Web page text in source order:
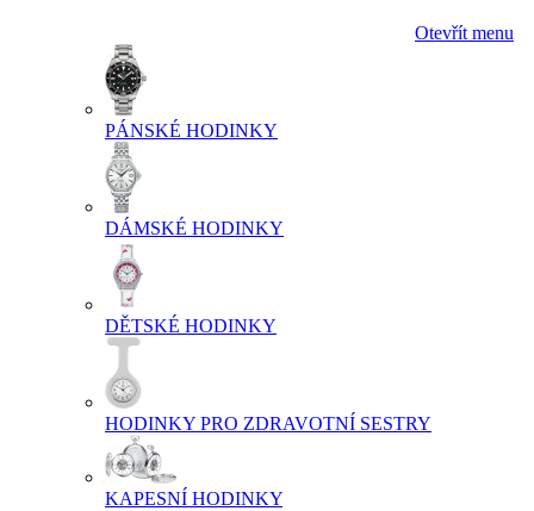
Otevřít menu
PÁNSKÉ HODINKY
DÁMSKÉ HODINKY
DĚTSKÉ HODINKY
HODINKY PRO ZDRAVOTNÍ SESTRY
KAPESNÍ HODINKY